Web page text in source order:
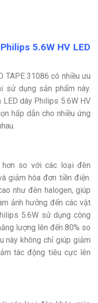
5.6W HV LED
TAPE 31086 có nhiều ưu
sử dụng sản phẩm này.
dây Philips 5.6W HV
hấp dẫn cho nhiều ứng
so với các loại đèn
giảm hóa đơn tiền điện.
như đèn halogen, giúp
ảnh hưởng đến các vật
5.6W sử dụng công
lượng lên đến 80% so
này không chỉ giúp giảm
tác động tiêu cực lên